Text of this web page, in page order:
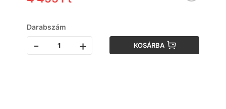
Darabszám
- + KOSÁRBA